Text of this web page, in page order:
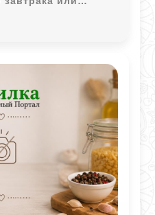
сладость
алкоголя делают
этой
готовится